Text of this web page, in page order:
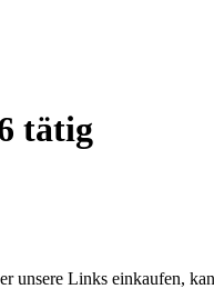
tätig
unsere Links einkaufen,